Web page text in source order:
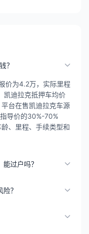
？
价为4.2万，实际里程
凯迪拉克抵押车均价
台在售凯迪拉克车源
导价的30%-70%
、里程、手续类型和
过户吗？
？